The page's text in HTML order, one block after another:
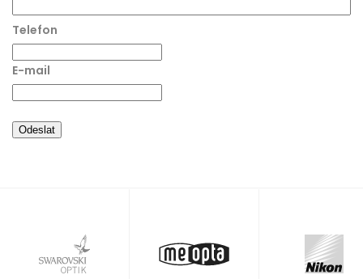
Telefon
E-mail
Odeslat